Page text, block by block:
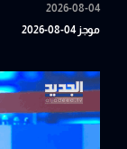
2026-08-04
موجز 04-08-2026